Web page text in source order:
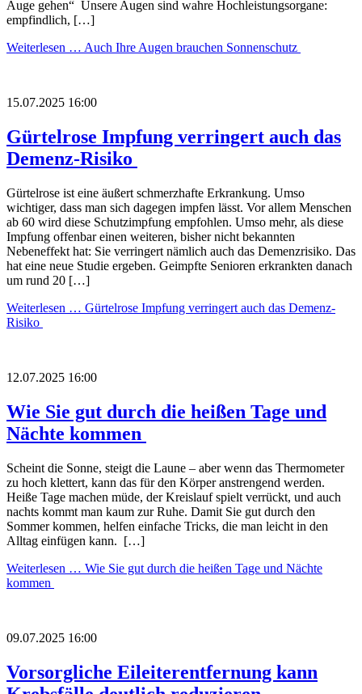
Auge gehen“ Unsere Augen sind wahre Hochleistungsorgane:
empfindlich, […]
Weiterlesen … Auch Ihre Augen brauchen Sonnenschutz
15.07.2025 16:00
Gürtelrose Impfung verringert auch das
Demenz-Risiko
Gürtelrose ist eine äußert schmerzhafte Erkrankung. Umso
wichtiger, dass man sich dagegen impfen lässt. Vor allem Menschen
ab 60 wird diese Schutzimpfung empfohlen. Umso mehr, als diese
Impfung offenbar einen weiteren, bisher nicht bekannten
Nebeneffekt hat: Sie verringert nämlich auch das Demenzrisiko. Das
hat eine neue Studie ergeben. Geimpfte Senioren erkrankten danach
um rund 20 […]
Weiterlesen … Gürtelrose Impfung verringert auch das Demenz-
Risiko
12.07.2025 16:00
Wie Sie gut durch die heißen Tage und
Nächte kommen
Scheint die Sonne, steigt die Laune – aber wenn das Thermometer
zu hoch klettert, kann das für den Körper anstrengend werden.
Heiße Tage machen müde, der Kreislauf spielt verrückt, und auch
nachts kommt man kaum zur Ruhe. Damit Sie gut durch den
Sommer kommen, helfen einfache Tricks, die man leicht in den
Alltag einfügen kann. […]
Weiterlesen … Wie Sie gut durch die heißen Tage und Nächte
kommen
09.07.2025 16:00
Vorsorgliche Eileiterentfernung kann